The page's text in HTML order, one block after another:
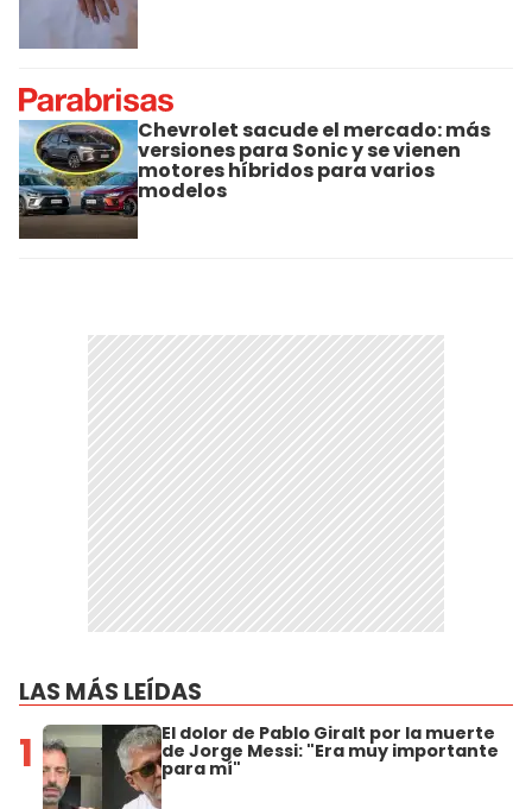
Chevrolet sacude el mercado: más
versiones para Sonic y se vienen
motores híbridos para varios
modelos
LAS MÁS LEÍDAS
1 El dolor de Pablo Giralt por la muerte
de Jorge Messi: "Era muy importante
para mí"